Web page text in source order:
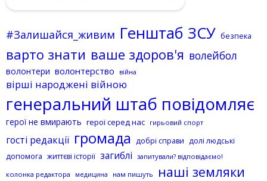
#Залишайся_живим Генштаб ЗСУ безпека
варто знати ваше здоров'я волейбол
волонтери волонтерство війна
вірші народжені війною
генеральний штаб повідомляє
герої не вмирають герої серед нас гирьовий спорт
гості редакції громада добрі справи долі людські
допомога життєві історії загиблі запитували? відповідаємо!
колонка редактора
медицина нам пишуть наші земляки